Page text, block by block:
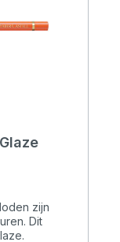
zijn
Dit